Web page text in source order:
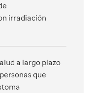
irradiación
a largo plazo
que